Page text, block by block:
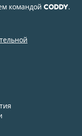
командой CODDY.